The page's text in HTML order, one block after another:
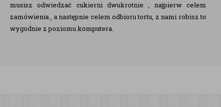
musisz odwiedzać cukierni dwukrotnie , najpierw celem
zamówienia , a następnie celem odbioru tortu, z nami robisz to
wygodnie z poziomu komputera.